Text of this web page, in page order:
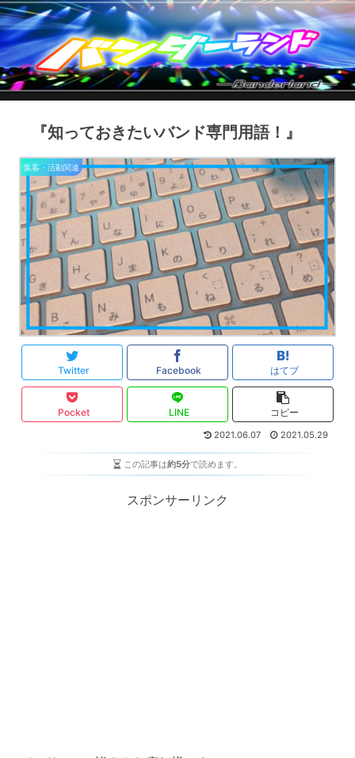
『知っておきたいバンド専門用語！』
集客・活動関連
Twitter Facebook はてブ
Pocket LINE コピー
2021.06.07 2021.05.29
この記事は約5分で読めます。
スポンサーリンク